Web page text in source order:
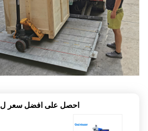
احصل على افضل سعر ل